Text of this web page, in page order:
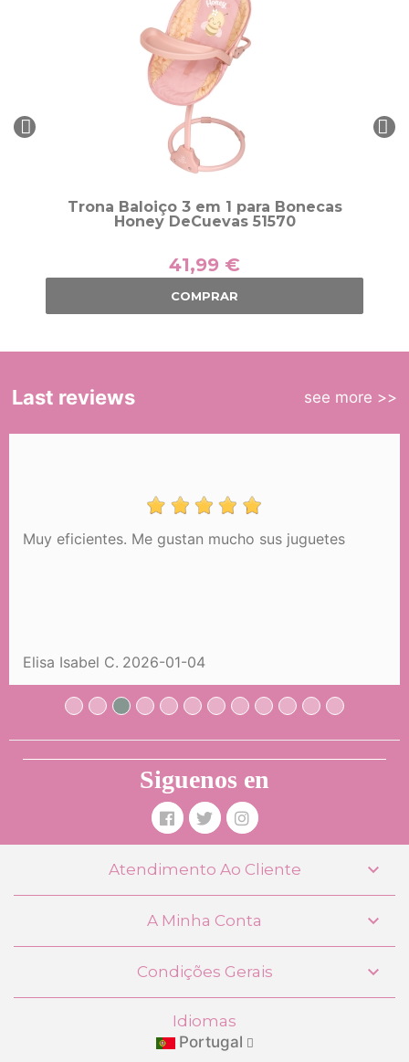
Trona Baloiço 3 em 1 para Bonecas
Honey DeCuevas 51570
41,99 €
COMPRAR
COMPRAR
Last reviews see more >>
Muy eficientes. Me gustan mucho sus juguetes
Elisa Isabel C. 2026-01-04
Siguenos en
Atendimento Ao Cliente 
A Minha Conta 
Condições Gerais 
Idiomas
Portugal